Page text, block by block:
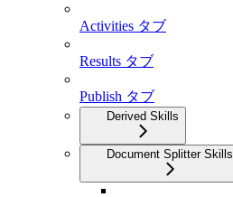
Activities タブ
Results タブ
Publish タブ
Derived Skills
Document Splitter Skills